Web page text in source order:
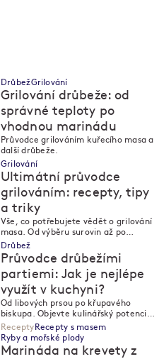
DrůbežGrilování
Grilování drůbeže: od
správné teploty po
vhodnou marinádu
Průvodce grilováním kuřecího masa a
další drůbeže.
Grilování
Ultimátní průvodce
grilováním: recepty, tipy
a triky
Vše, co potřebujete vědět o grilování
masa. Od výběru surovin až po
servírování.
Drůbež
Průvodce drůbežími
partiemi: Jak je nejlépe
využít v kuchyni?
Od libových prsou po křupavého
biskupa. Objevte kulinářský potenciál
drůbežího masa z poctivých lokálních
chovů.
Recepty Recepty s masem
Ryby a mořské plody
Marináda na krevety z